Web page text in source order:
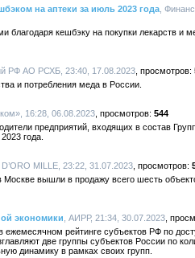
на аптеки за июль 2023 года ,
кешбэку на покупки лекарств и
РФ АО РСХБ, 23:40, 17.08.2023
и потребления меда в России.
16:28, 06.08.2023
544
предприятий, входящих в состав
года.
, D’ORO MILLE, 23:22, 31.07.2023
вышли в продажу всего шесть
экономики , АИРР, 21:34, 30.07.2023
рейтинге субъектов РФ по
две группы субъектов России по
динамику в рамках своих групп.